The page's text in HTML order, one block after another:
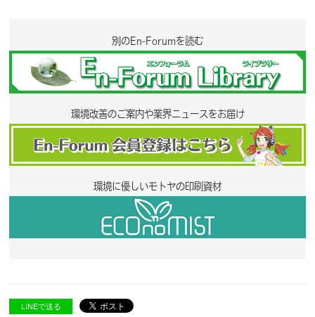
別のEn-Forumを読む
環境改善のご案内や業界ニュースをお届け
環境に優しいモトヤの印刷資材
LINEで送る